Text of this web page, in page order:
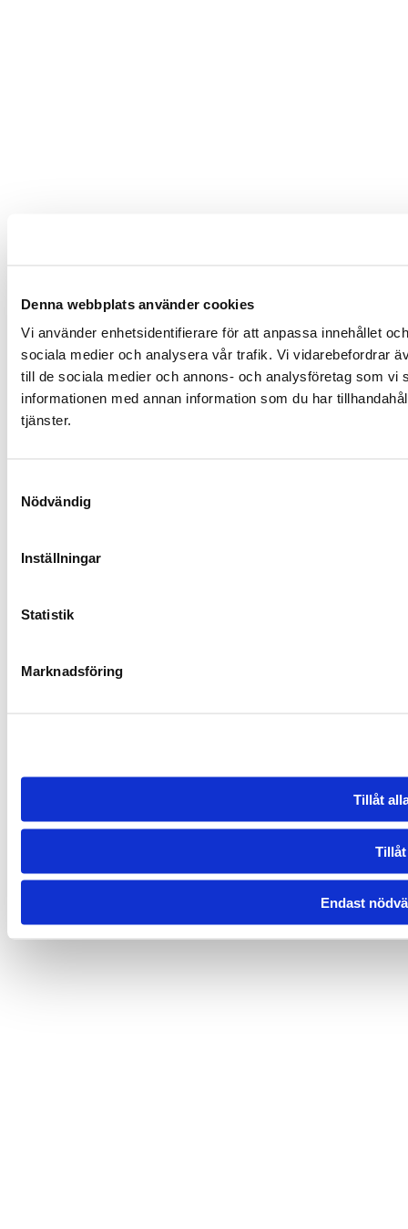
Denna webbplats använder cookies
Vi använder enhetsidentifierare för att anpassa innehållet
sociala medier och analysera vår trafik. Vi vidarebefordrar
till de sociala medier och annons- och analysföretag som
informationen med annan information som du har
tjänster.
Nödvändig
Inställningar
Statistik
Marknadsföring
Tillåt
Endast